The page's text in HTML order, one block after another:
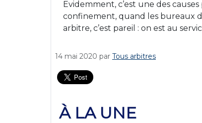
Evidemment, c’est une des
confinement, quand les bureaux
arbitre, c’est pareil : on est au
14 mai 2020 par Tous arbitres
À LA UNE